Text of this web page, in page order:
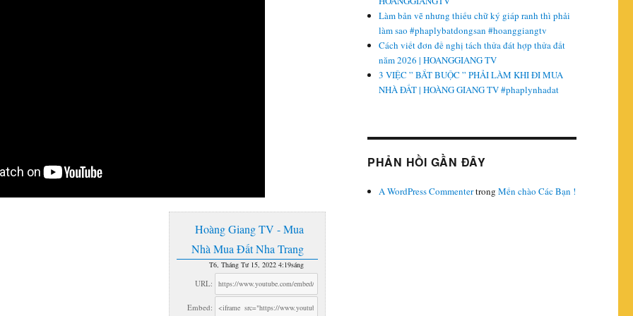
Hoàng Giang TV - Mua
Nhà Mua Đất Nha Trang
T6, Tháng Tư 15, 2022 4:19sáng
URL:
Embed:
Làm bản vẽ nhưng thiếu chữ ký giáp ranh thì phải
làm sao #phaplybatdongsan #hoanggiangtv
Cách viết đơn đề nghị tách thửa đát hợp thửa đất
năm 2026 | HOANGGIANG TV
3 VIỆC ” BẮT BUỘC ” PHẢI LÀM KHI ĐI MUA
NHÀ ĐẤT | HOÀNG GIANG TV #phaplynhadat
PHẢN HỒI GẦN ĐÂY
A WordPress CommentertrongMến chào Các Bạn !